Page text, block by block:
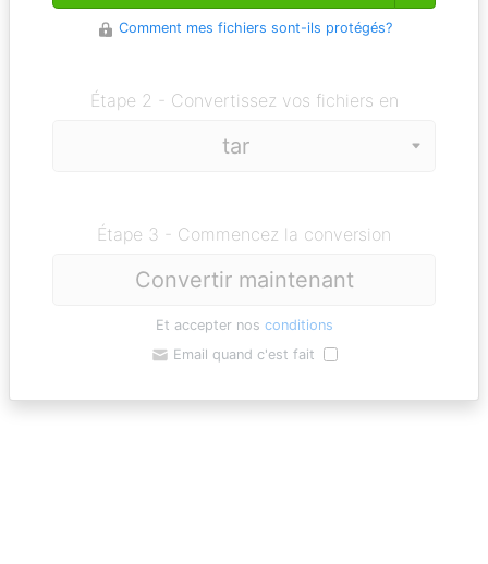
Comment mes fichiers sont-ils protégés?
Étape 2 - Convertissez vos fichiers en
Étape 3 - Commencez la conversion
Convertir maintenant
Et accepter nos conditions
Email quand c'est fait